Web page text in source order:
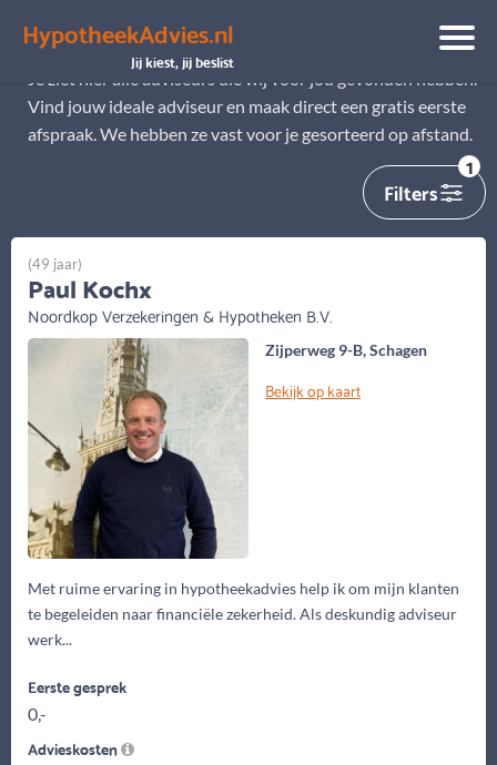
HypotheekAdvies.nl
Jij kiest, jij beslist
Alle adviseurs
Je ziet hier alle adviseurs die wij voor jou gevonden hebben.
Vind jouw ideale adviseur en maak direct een gratis eerste
afspraak. We hebben ze vast voor je gesorteerd op afstand.
Filters
1
Zijperweg 9-B, Schagen
Bekijk op kaart
Met ruime ervaring in hypotheekadvies help ik om mijn klanten
te begeleiden naar financiële zekerheid. Als deskundig adviseur
werk...
(49 jaar)
Paul Kochx
Noordkop Verzekeringen & Hypotheken B.V.
Eerste gesprek
0,-
Advieskosten